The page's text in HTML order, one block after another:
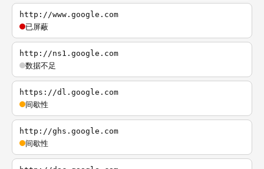
http://www.google.com
已屏蔽
http://ns1.google.com
数据不足
https://dl.google.com
间歇性
http://ghs.google.com
间歇性